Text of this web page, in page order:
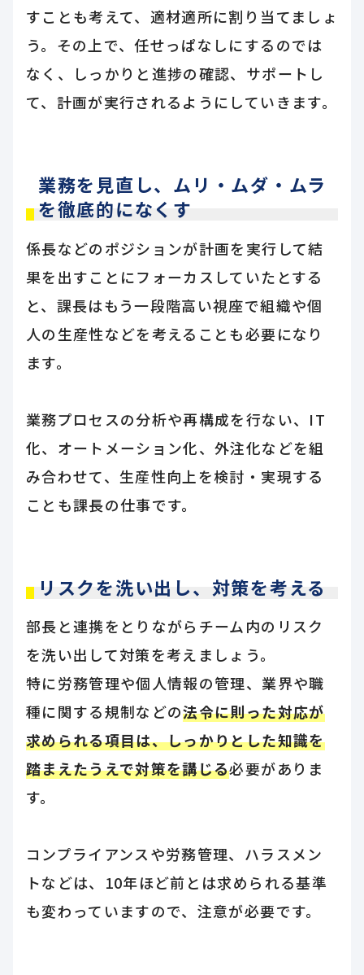
すことも考えて、適材適所に割り当てましょ
う。その上で、任せっぱなしにするのでは
なく、しっかりと進捗の確認、サポートし
て、計画が実行されるようにしていきます。
業務を見直し、ムリ・ムダ・ムラ
を徹底的になくす
係長などのポジションが計画を実行して結
果を出すことにフォーカスしていたとする
と、課長はもう一段階高い視座で組織や個
人の生産性などを考えることも必要になり
ます。
業務プロセスの分析や再構成を行ない、IT
化、オートメーション化、外注化などを組
み合わせて、生産性向上を検討・実現する
ことも課長の仕事です。
リスクを洗い出し、対策を考える
部長と連携をとりながらチーム内のリスク
を洗い出して対策を考えましょう。
特に労務管理や個人情報の管理、業界や職
種に関する規制などの法令に則った対応が
求められる項目は、しっかりとした知識を
踏まえたうえで対策を講じる必要がありま
す。
コンプライアンスや労務管理、ハラスメン
トなどは、10年ほど前とは求められる基準
も変わっていますので、注意が必要です。